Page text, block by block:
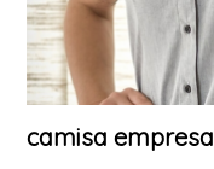
camisa empresa